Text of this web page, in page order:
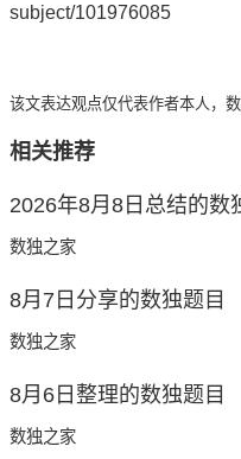
subject/101976085
该文表达观点仅代表作者本人，
相关推荐
2026年8月8日总结的数
数独之家
8月7日分享的数独题目
数独之家
8月6日整理的数独题目
数独之家